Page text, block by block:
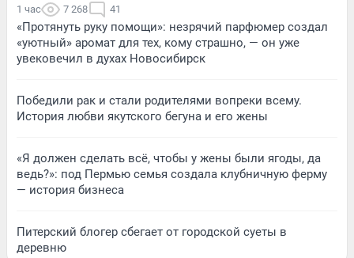
1 час 7 268 41
«Протянуть руку помощи»: незрячий парфюмер создал
«уютный» аромат для тех, кому страшно, — он уже
увековечил в духах Новосибирск
Победили рак и стали родителями вопреки всему.
История любви якутского бегуна и его жены
«Я должен сделать всё, чтобы у жены были ягоды, да
ведь?»: под Пермью семья создала клубничную ферму
— история бизнеса
Питерский блогер сбегает от городской суеты в
деревню